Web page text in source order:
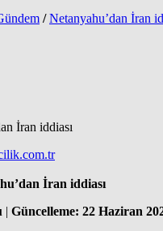
/ Netanyahu’dan İran
İran iddiası
| Güncelleme: 22 Haziran